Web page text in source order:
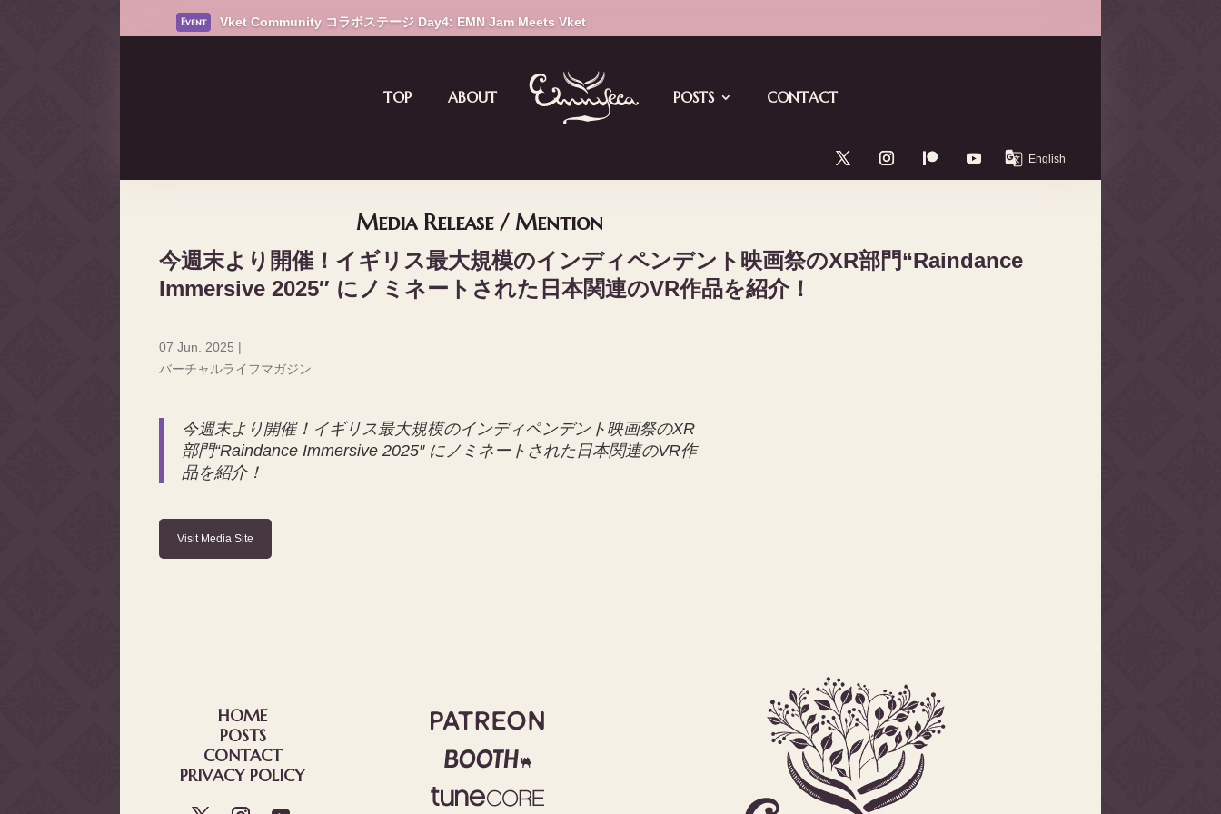
Event Vket Community コラボステージ Day4: EMN Jam Meets Vket
Read More
TOP ABOUT POSTS CONTACT
Media Release / Mention
今週末より開催！イギリス最大規模のインディペンデント映画祭のXR部門“Raindance
Immersive 2025″ にノミネートされた日本関連のVR作品を紹介！
07 Jun. 2025 |
バーチャルライフマガジン
今週末より開催！イギリス最大規模のインディペンデント映画祭のXR
部門“Raindance Immersive 2025″ にノミネートされた日本関連のVR作
品を紹介！
Visit Media Site
HOME
POSTS
CONTACT
PRIVACY POLICY